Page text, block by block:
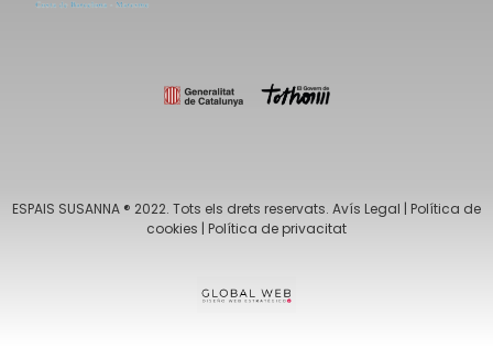
ESPAIS SUSANNA ® 2022. Tots els drets reservats. Avís Legal | Política de
cookies | Política de privacitat